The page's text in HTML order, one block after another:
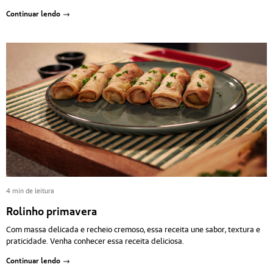
Continuar lendo
4 min de leitura
Rolinho primavera
Com massa delicada e recheio cremoso, essa receita une sabor, textura e
praticidade. Venha conhecer essa receita deliciosa.
Continuar lendo